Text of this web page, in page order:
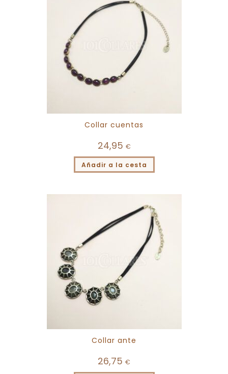
Collar cuentas
24,95 €
Añadir a la cesta
Collar ante
26,75 €